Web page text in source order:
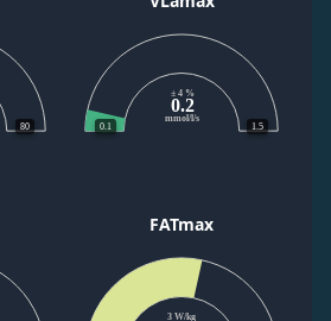
80 0.1 1.5
± 4 %
0.2
mmol/l/s
FATmax
3 W/kg